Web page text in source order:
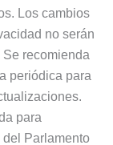
Los cambios
no serán
recomienda
periódica para
para
Parlamento